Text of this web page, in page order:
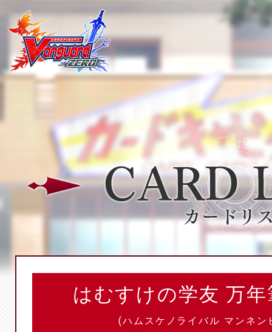
はむすけの学友 万
(ハムスケノライバル マンネン